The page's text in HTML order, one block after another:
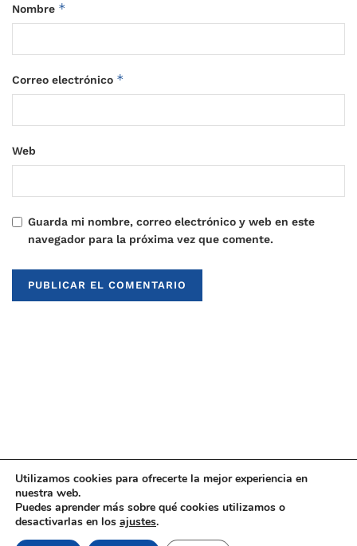
Nombre *
Correo electrónico *
Web
Guarda mi nombre, correo electrónico y web en este
navegador para la próxima vez que comente.
© 2021Upaninews
Utilizamos cookies para ofrecerte la mejor experiencia en
nuestra web.
Puedes aprender más sobre qué cookies utilizamos o
desactivarlas en los ajustes.